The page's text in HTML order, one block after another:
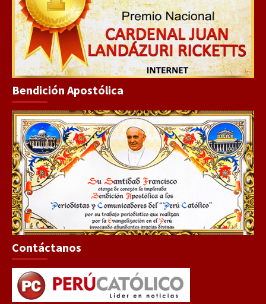
Bendición Apostólica
Contáctanos